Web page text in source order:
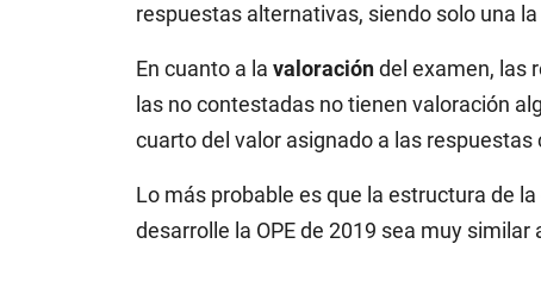
respuestas alternativas, siendo solo una
En cuanto a la valoracióndel examen, las
las no contestadas no tienen valoración
cuarto del valor asignado a las respuestas
Lo más probable es que la estructura de
desarrolle la OPE de 2019 sea muy